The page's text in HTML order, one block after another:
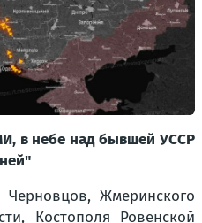
в небе над бывшей УССР
Жмеринского
Костополя Ровенской